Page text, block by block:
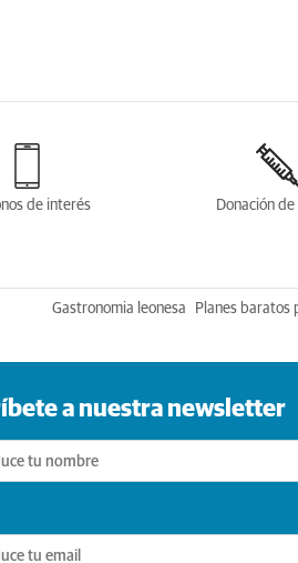
de interés Donación
Gastronomia leonesa Planes baratos
a nuestra newsletter